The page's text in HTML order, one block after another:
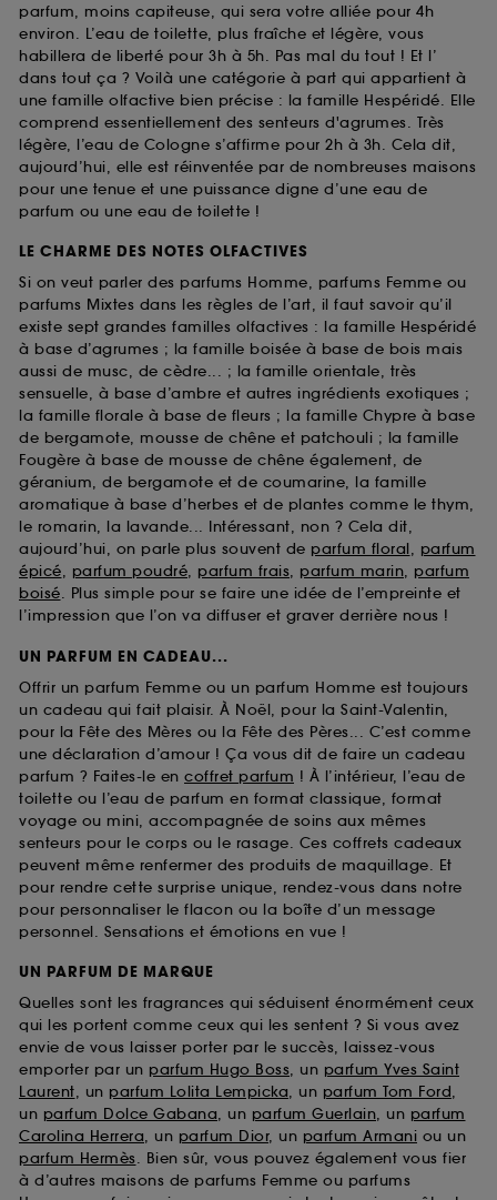
parfum, moins capiteuse, qui sera votre alliée pour 4h
environ. L’eau de toilette, plus fraîche et légère, vous
habillera de liberté pour 3h à 5h. Pas mal du tout ! Et l’
dans tout ça ? Voilà une catégorie à part qui appartient à
une famille olfactive bien précise : la famille Hespéridé. Elle
comprend essentiellement des senteurs d'agrumes. Très
légère, l’eau de Cologne s’affirme pour 2h à 3h. Cela dit,
aujourd’hui, elle est réinventée par de nombreuses maisons
pour une tenue et une puissance digne d’une eau de
parfum ou une eau de toilette !
LE CHARME DES NOTES OLFACTIVES
Si on veut parler des parfums Homme, parfums Femme ou
parfums Mixtes dans les règles de l’art, il faut savoir qu’il
existe sept grandes familles olfactives : la famille Hespéridé
à base d’agrumes ; la famille boisée à base de bois mais
aussi de musc, de cèdre... ; la famille orientale, très
sensuelle, à base d’ambre et autres ingrédients exotiques ;
la famille florale à base de fleurs ; la famille Chypre à base
de bergamote, mousse de chêne et patchouli ; la famille
Fougère à base de mousse de chêne également, de
géranium, de bergamote et de coumarine, la famille
aromatique à base d’herbes et de plantes comme le thym,
le romarin, la lavande... Intéressant, non ? Cela dit,
aujourd’hui, on parle plus souvent de parfum floral, parfum
épicé, parfum poudré, parfum frais, parfum marin, parfum
boisé. Plus simple pour se faire une idée de l’empreinte et
l’impression que l’on va diffuser et graver derrière nous !
UN PARFUM EN CADEAU...
Offrir un parfum Femme ou un parfum Homme est toujours
un cadeau qui fait plaisir. À Noël, pour la Saint-Valentin,
pour la Fête des Mères ou la Fête des Pères... C’est comme
une déclaration d’amour ! Ça vous dit de faire un cadeau
parfum ? Faites-le en coffret parfum ! À l’intérieur, l’eau de
toilette ou l’eau de parfum en format classique, format
voyage ou mini, accompagnée de soins aux mêmes
senteurs pour le corps ou le rasage. Ces coffrets cadeaux
peuvent même renfermer des produits de maquillage. Et
pour rendre cette surprise unique, rendez-vous dans notre
pour personnaliser le flacon ou la boîte d’un message
personnel. Sensations et émotions en vue !
UN PARFUM DE MARQUE
Quelles sont les fragrances qui séduisent énormément ceux
qui les portent comme ceux qui les sentent ? Si vous avez
envie de vous laisser porter par le succès, laissez-vous
emporter par un parfum Hugo Boss, un parfum Yves Saint
Laurent, un parfum Lolita Lempicka, un parfum Tom Ford,
un parfum Dolce Gabana, un parfum Guerlain, un parfum
Carolina Herrera, un parfum Dior, un parfum Armani ou un
parfum Hermès. Bien sûr, vous pouvez également vous fier
à d’autres maisons de parfums Femme ou parfums